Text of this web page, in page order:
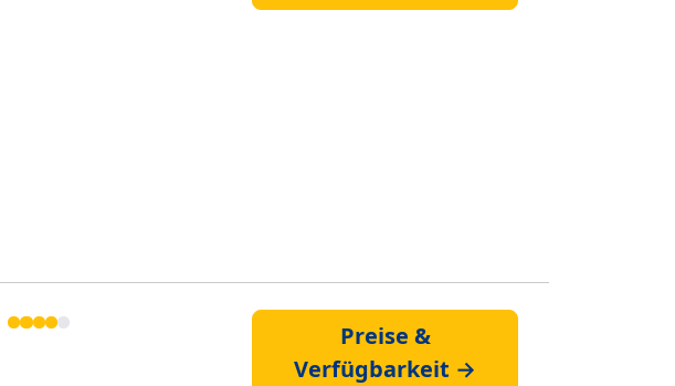
Preise &
Verfügbarkeit →